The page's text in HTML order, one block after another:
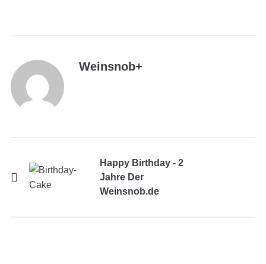
Weinsnob+
Happy Birthday - 2
Jahre Der
Weinsnob.de